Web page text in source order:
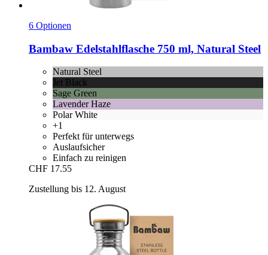
6 Optionen
Bambaw Edelstahlflasche 750 ml, Natural Steel
Natural Steel
Jet Black
Sage Green
Lavender Haze
Polar White
+1
Perfekt für unterwegs
Auslaufsicher
Einfach zu reinigen
CHF 17.55
Zustellung bis 12. August